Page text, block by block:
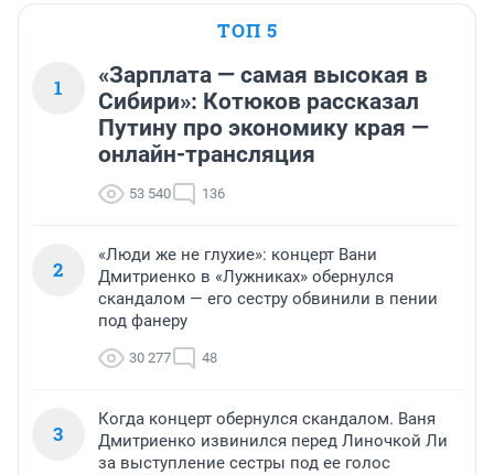
ТОП 5
1
«Зарплата — самая высокая в
Сибири»: Котюков рассказал
Путину про экономику края —
онлайн-трансляция
53 540 136
2
«Люди же не глухие»: концерт Вани
Дмитриенко в «Лужниках» обернулся
скандалом — его сестру обвинили в пении
под фанеру
30 277 48
3
Когда концерт обернулся скандалом. Ваня
Дмитриенко извинился перед Линочкой Ли
за выступление сестры под ее голос